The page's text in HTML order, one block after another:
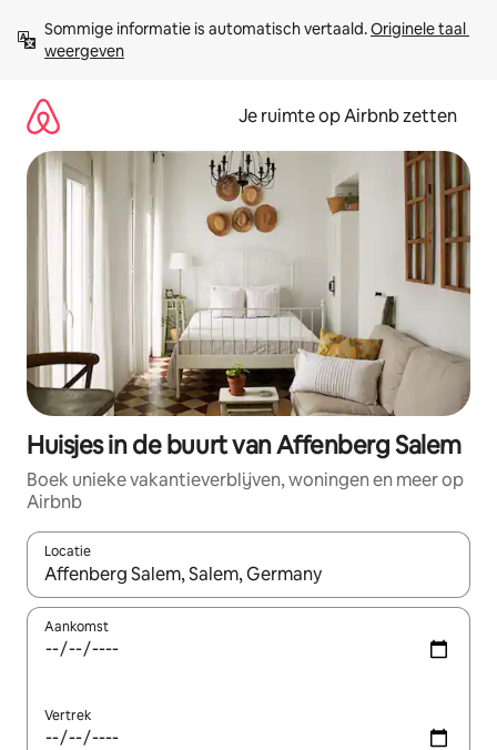
direct
naar
Sommige informatie is automatisch vertaald. Originele taal
weergeven
Je ruimte op Airbnb zetten
Huisjes in de buurt van Affenberg Salem
Boek unieke vakantieverblijven, woningen en meer op
Airbnb
Locatie
Wanneer er suggesties beschikbaar zijn, maak je een keuze
Aankomst
Vertrek